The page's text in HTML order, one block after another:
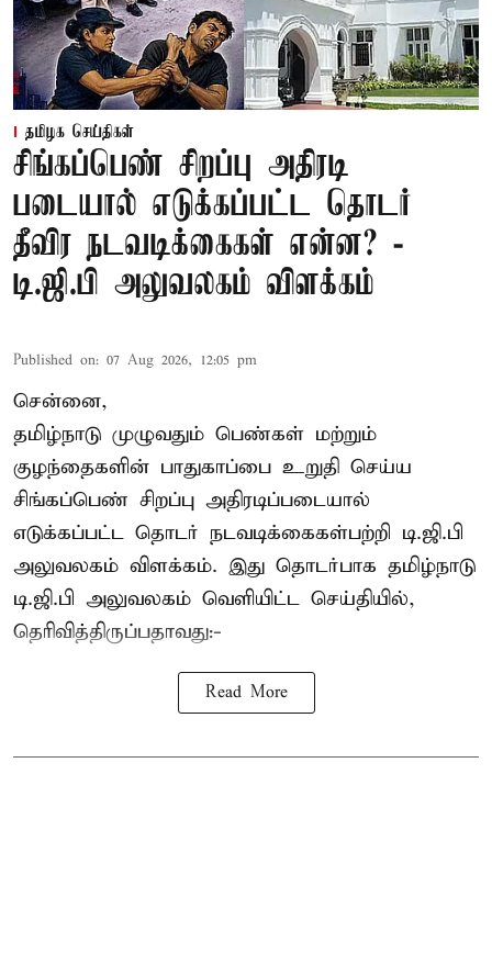
தமிழக செய்திகள்
சிங்கப்பெண் சிறப்பு அதிரடி
படையால் எடுக்கப்பட்ட தொடர்
தீவிர நடவடிக்கைகள் என்ன? -
டி.ஜி.பி அலுவலகம் விளக்கம்
Published on: 07 Aug 2026, 12:05 pm
சென்னை,
தமிழ்நாடு முழுவதும் பெண்கள் மற்றும்
குழந்தைகளின் பாதுகாப்பை உறுதி செய்ய
சிங்கப்பெண் சிறப்பு அதிரடிப்படையால்
எடுக்கப்பட்ட தொடர் நடவடிக்கைகள்பற்றி டி.ஜி.பி
அலுவலகம் விளக்கம். இது தொடர்பாக தமிழ்நாடு
டி.ஜி.பி அலுவலகம் வெளியிட்ட செய்தியில்,
தெரிவித்திருப்பதாவது:-
Read More